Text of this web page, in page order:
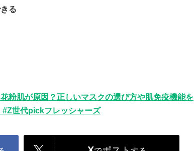
る
粉肌が原因？正しいマスクの選び方や肌免疫機能を
#Z世代pickフレッシャーズ